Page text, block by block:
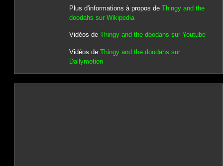
Plus d'informations à propos de Thingy and the
doodahs sur Wikipedia
Vidéos de Thingy and the doodahs sur Youtube
Vidéos de Thingy and the doodahs sur
Dailymotion